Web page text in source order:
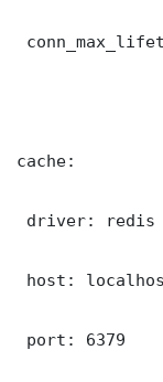
cache:
driver: redis
host:
port: 6379